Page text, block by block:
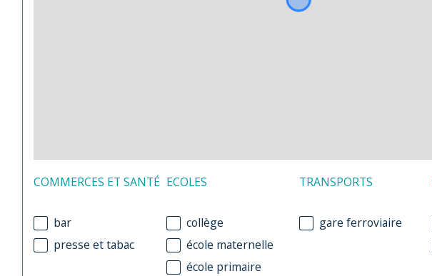
COMMERCES ET SANTÉ
bar
presse et tabac
ECOLES
collège
école maternelle
école primaire
TRANSPORTS
gare ferroviaire